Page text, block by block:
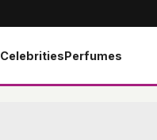
CelebritiesPerfumes